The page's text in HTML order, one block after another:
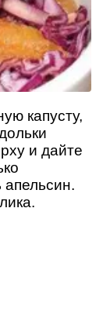
капусту,
и дайте